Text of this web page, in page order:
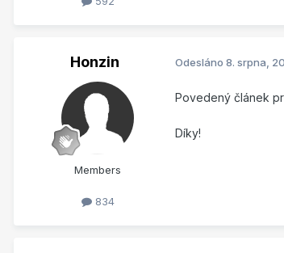
Honzin
Members
834
Odesláno 8. srpna,
Povedený článek
Díky!